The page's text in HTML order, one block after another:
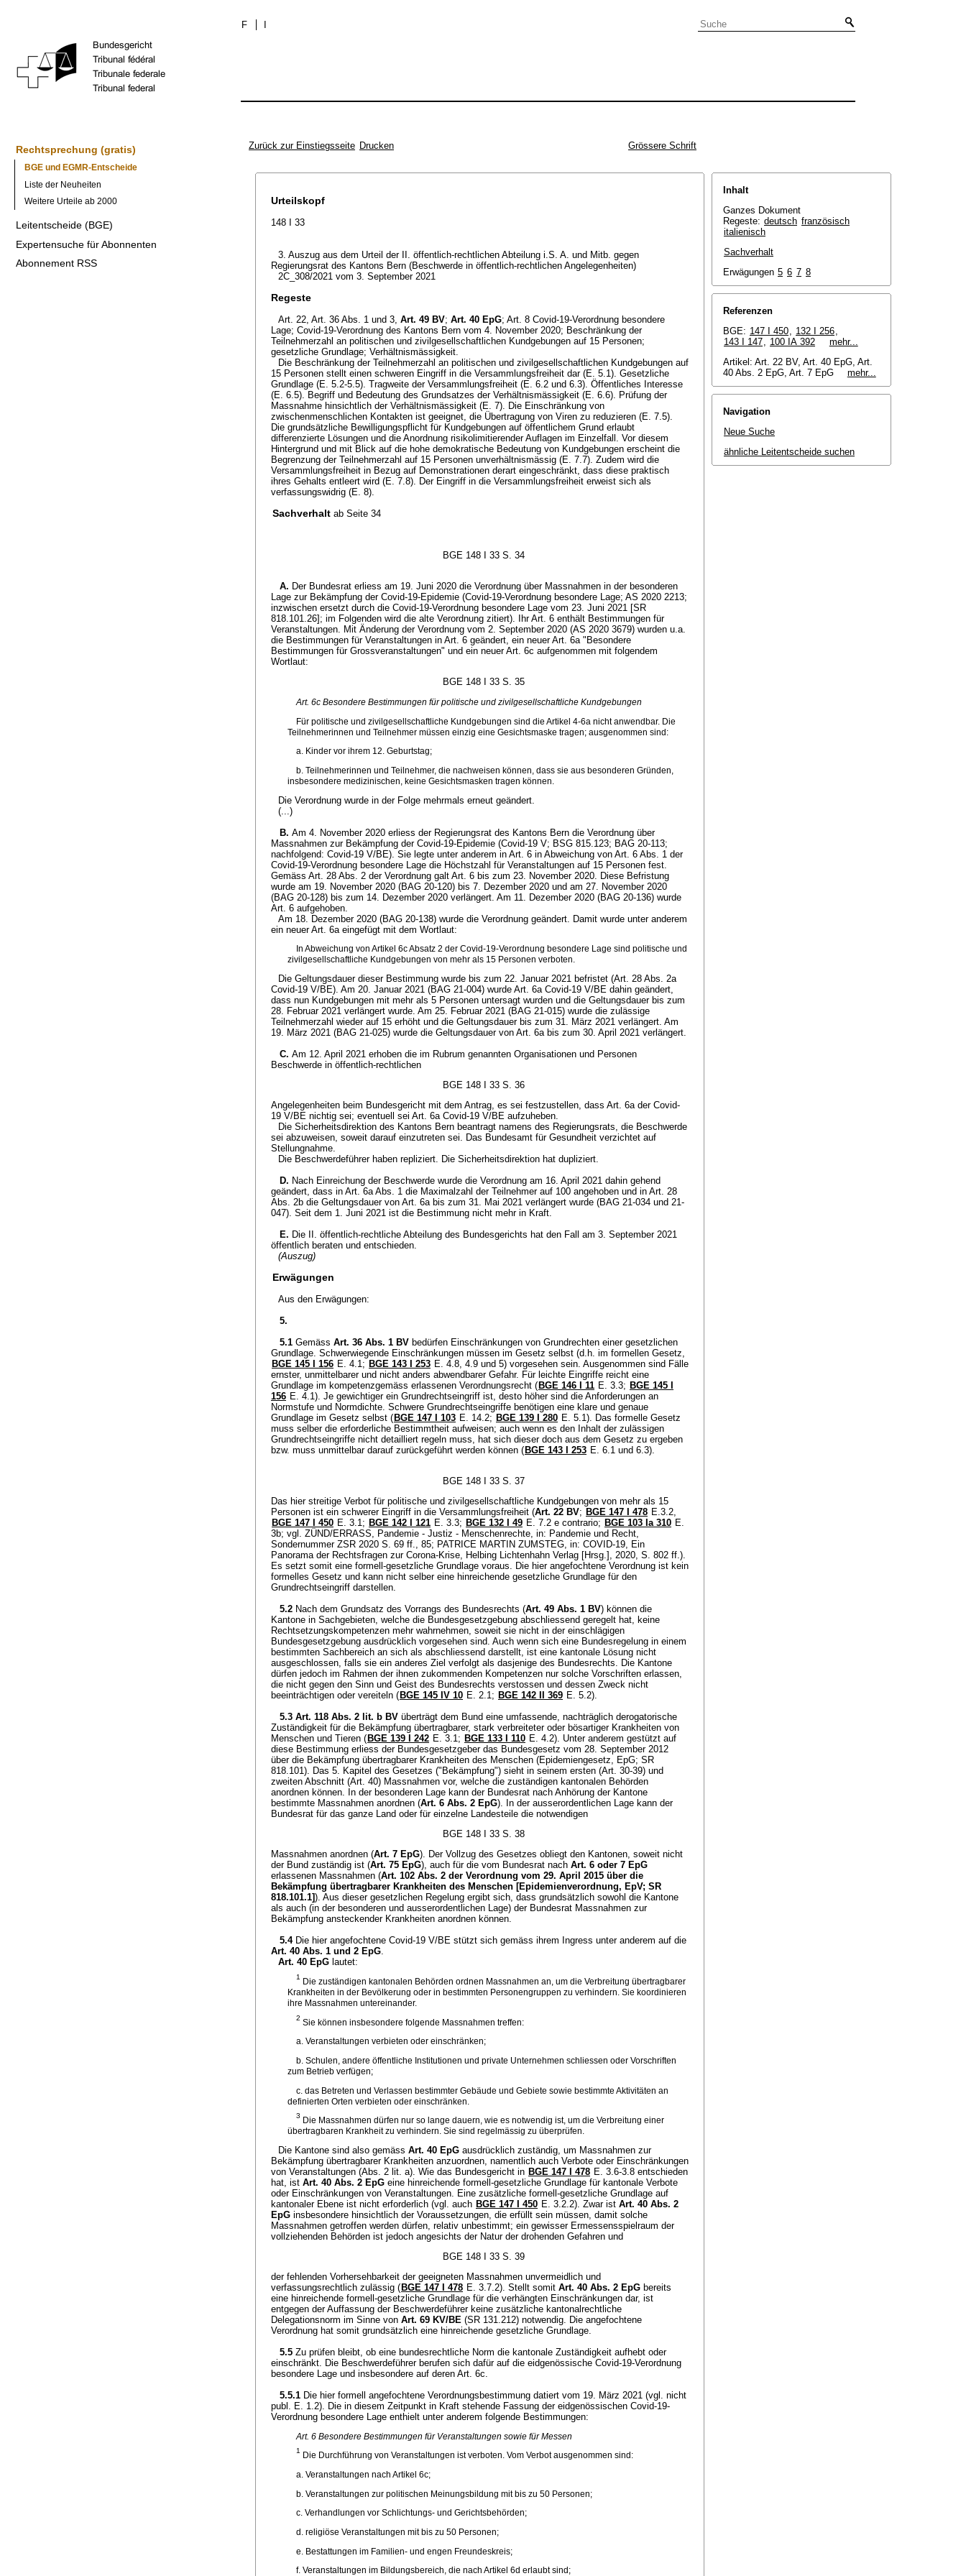
F
Rechtsprechung (gratis)
BGE und EGMR-Entscheide
Liste der Neuheiten
Weitere Urteile ab 2000
Leitentscheide (BGE)
Expertensuche für Abonnenten
Abonnement RSS
Zurück zur Einstiegsseite Drucken Grössere Schrift
Urteilskopf
148 I 33
3. Auszug aus dem Urteil der II. öffentlich-rechtlichen Abteilung i.S. A. und Mitb. gegen
Regierungsrat des Kantons Bern (Beschwerde in öffentlich-rechtlichen Angelegenheiten)
2C_308/2021 vom 3. September 2021
Regeste
Art. 22, Art. 36 Abs. 1 und 3, Art. 49 BV; Art. 40 EpG; Art. 8 Covid-19-Verordnung besondere
Lage; Covid-19-Verordnung des Kantons Bern vom 4. November 2020; Beschränkung der
Teilnehmerzahl an politischen und zivilgesellschaftlichen Kundgebungen auf 15 Personen;
gesetzliche Grundlage; Verhältnismässigkeit.
Die Beschränkung der Teilnehmerzahl an politischen und zivilgesellschaftlichen Kundgebungen auf
15 Personen stellt einen schweren Eingriff in die Versammlungsfreiheit dar (E. 5.1). Gesetzliche
Grundlage (E. 5.2-5.5). Tragweite der Versammlungsfreiheit (E. 6.2 und 6.3). Öffentliches Interesse
(E. 6.5). Begriff und Bedeutung des Grundsatzes der Verhältnismässigkeit (E. 6.6). Prüfung der
Massnahme hinsichtlich der Verhältnismässigkeit (E. 7). Die Einschränkung von
zwischenmenschlichen Kontakten ist geeignet, die Übertragung von Viren zu reduzieren (E. 7.5).
Die grundsätzliche Bewilligungspflicht für Kundgebungen auf öffentlichem Grund erlaubt
differenzierte Lösungen und die Anordnung risikolimitierender Auflagen im Einzelfall. Vor diesem
Hintergrund und mit Blick auf die hohe demokratische Bedeutung von Kundgebungen erscheint die
Begrenzung der Teilnehmerzahl auf 15 Personen unverhältnismässig (E. 7.7). Zudem wird die
Versammlungsfreiheit in Bezug auf Demonstrationen derart eingeschränkt, dass diese praktisch
ihres Gehalts entleert wird (E. 7.8). Der Eingriff in die Versammlungsfreiheit erweist sich als
verfassungswidrig (E. 8).
Sachverhalt ab Seite 34
BGE 148 I 33 S. 34
A. Der Bundesrat erliess am 19. Juni 2020 die Verordnung über Massnahmen in der besonderen
Lage zur Bekämpfung der Covid-19-Epidemie (Covid-19-Verordnung besondere Lage; AS 2020 2213;
inzwischen ersetzt durch die Covid-19-Verordnung besondere Lage vom 23. Juni 2021 [SR
818.101.26]; im Folgenden wird die alte Verordnung zitiert). Ihr Art. 6 enthält Bestimmungen für
Veranstaltungen. Mit Änderung der Verordnung vom 2. September 2020 (AS 2020 3679) wurden u.a.
die Bestimmungen für Veranstaltungen in Art. 6 geändert, ein neuer Art. 6a "Besondere
Bestimmungen für Grossveranstaltungen" und ein neuer Art. 6c aufgenommen mit folgendem
Wortlaut:
BGE 148 I 33 S. 35
Art. 6c Besondere Bestimmungen für politische und zivilgesellschaftliche Kundgebungen
Für politische und zivilgesellschaftliche Kundgebungen sind die Artikel 4-6a nicht anwendbar. Die
Teilnehmerinnen und Teilnehmer müssen einzig eine Gesichtsmaske tragen; ausgenommen sind:
a. Kinder vor ihrem 12. Geburtstag;
b. Teilnehmerinnen und Teilnehmer, die nachweisen können, dass sie aus besonderen Gründen,
insbesondere medizinischen, keine Gesichtsmasken tragen können.
Die Verordnung wurde in der Folge mehrmals erneut geändert.
(...)
B. Am 4. November 2020 erliess der Regierungsrat des Kantons Bern die Verordnung über
Massnahmen zur Bekämpfung der Covid-19-Epidemie (Covid-19 V; BSG 815.123; BAG 20-113;
nachfolgend: Covid-19 V/BE). Sie legte unter anderem in Art. 6 in Abweichung von Art. 6 Abs. 1 der
Covid-19-Verordnung besondere Lage die Höchstzahl für Veranstaltungen auf 15 Personen fest.
Gemäss Art. 28 Abs. 2 der Verordnung galt Art. 6 bis zum 23. November 2020. Diese Befristung
wurde am 19. November 2020 (BAG 20-120) bis 7. Dezember 2020 und am 27. November 2020
(BAG 20-128) bis zum 14. Dezember 2020 verlängert. Am 11. Dezember 2020 (BAG 20-136) wurde
Art. 6 aufgehoben.
Am 18. Dezember 2020 (BAG 20-138) wurde die Verordnung geändert. Damit wurde unter anderem
ein neuer Art. 6a eingefügt mit dem Wortlaut:
In Abweichung von Artikel 6c Absatz 2 der Covid-19-Verordnung besondere Lage sind politische und
zivilgesellschaftliche Kundgebungen von mehr als 15 Personen verboten.
Die Geltungsdauer dieser Bestimmung wurde bis zum 22. Januar 2021 befristet (Art. 28 Abs. 2a
Covid-19 V/BE). Am 20. Januar 2021 (BAG 21-004) wurde Art. 6a Covid-19 V/BE dahin geändert,
dass nun Kundgebungen mit mehr als 5 Personen untersagt wurden und die Geltungsdauer bis zum
28. Februar 2021 verlängert wurde. Am 25. Februar 2021 (BAG 21-015) wurde die zulässige
Teilnehmerzahl wieder auf 15 erhöht und die Geltungsdauer bis zum 31. März 2021 verlängert. Am
19. März 2021 (BAG 21-025) wurde die Geltungsdauer von Art. 6a bis zum 30. April 2021 verlängert.
C. Am 12. April 2021 erhoben die im Rubrum genannten Organisationen und Personen
Beschwerde in öffentlich-rechtlichen
BGE 148 I 33 S. 36
Angelegenheiten beim Bundesgericht mit dem Antrag, es sei festzustellen, dass Art. 6a der Covid-
19 V/BE nichtig sei; eventuell sei Art. 6a Covid-19 V/BE aufzuheben.
Die Sicherheitsdirektion des Kantons Bern beantragt namens des Regierungsrats, die Beschwerde
sei abzuweisen, soweit darauf einzutreten sei. Das Bundesamt für Gesundheit verzichtet auf
Stellungnahme.
Die Beschwerdeführer haben repliziert. Die Sicherheitsdirektion hat dupliziert.
D. Nach Einreichung der Beschwerde wurde die Verordnung am 16. April 2021 dahin gehend
geändert, dass in Art. 6a Abs. 1 die Maximalzahl der Teilnehmer auf 100 angehoben und in Art. 28
Abs. 2b die Geltungsdauer von Art. 6a bis zum 31. Mai 2021 verlängert wurde (BAG 21-034 und 21-
047). Seit dem 1. Juni 2021 ist die Bestimmung nicht mehr in Kraft.
E. Die II. öffentlich-rechtliche Abteilung des Bundesgerichts hat den Fall am 3. September 2021
öffentlich beraten und entschieden.
(Auszug)
Erwägungen
Aus den Erwägungen:
5.
5.1 Gemäss Art. 36 Abs. 1 BV bedürfen Einschränkungen von Grundrechten einer gesetzlichen
Grundlage. Schwerwiegende Einschränkungen müssen im Gesetz selbst (d.h. im formellen Gesetz,
BGE 145 I 156 E. 4.1; BGE 143 I 253 E. 4.8, 4.9 und 5) vorgesehen sein. Ausgenommen sind Fälle
ernster, unmittelbarer und nicht anders abwendbarer Gefahr. Für leichte Eingriffe reicht eine
Grundlage im kompetenzgemäss erlassenen Verordnungsrecht ( BGE 146 I 11 E. 3.3; BGE 145 I
156 E. 4.1). Je gewichtiger ein Grundrechtseingriff ist, desto höher sind die Anforderungen an
Normstufe und Normdichte. Schwere Grundrechtseingriffe benötigen eine klare und genaue
Grundlage im Gesetz selbst ( BGE 147 I 103 E. 14.2; BGE 139 I 280 E. 5.1). Das formelle Gesetz
muss selber die erforderliche Bestimmtheit aufweisen; auch wenn es den Inhalt der zulässigen
Grundrechtseingriffe nicht detailliert regeln muss, hat sich dieser doch aus dem Gesetz zu ergeben
bzw. muss unmittelbar darauf zurückgeführt werden können ( BGE 143 I 253 E. 6.1 und 6.3).
BGE 148 I 33 S. 37
Das hier streitige Verbot für politische und zivilgesellschaftliche Kundgebungen von mehr als 15
Personen ist ein schwerer Eingriff in die Versammlungsfreiheit (Art. 22 BV; BGE 147 I 478 E.3.2,
BGE 147 I 450 E. 3.1; BGE 142 I 121 E. 3.3; BGE 132 I 49 E. 7.2 e contrario; BGE 103 Ia 310 E.
3b; vgl. ZÜND/ERRASS, Pandemie - Justiz - Menschenrechte, in: Pandemie und Recht,
Sondernummer ZSR 2020 S. 69 ff., 85; PATRICE MARTIN ZUMSTEG, in: COVID-19, Ein
Panorama der Rechtsfragen zur Corona-Krise, Helbing Lichtenhahn Verlag [Hrsg.], 2020, S. 802 ff.).
Es setzt somit eine formell-gesetzliche Grundlage voraus. Die hier angefochtene Verordnung ist kein
formelles Gesetz und kann nicht selber eine hinreichende gesetzliche Grundlage für den
Grundrechtseingriff darstellen.
5.2 Nach dem Grundsatz des Vorrangs des Bundesrechts (Art. 49 Abs. 1 BV) können die
Kantone in Sachgebieten, welche die Bundesgesetzgebung abschliessend geregelt hat, keine
Rechtsetzungskompetenzen mehr wahrnehmen, soweit sie nicht in der einschlägigen
Bundesgesetzgebung ausdrücklich vorgesehen sind. Auch wenn sich eine Bundesregelung in einem
bestimmten Sachbereich an sich als abschliessend darstellt, ist eine kantonale Lösung nicht
ausgeschlossen, falls sie ein anderes Ziel verfolgt als dasjenige des Bundesrechts. Die Kantone
dürfen jedoch im Rahmen der ihnen zukommenden Kompetenzen nur solche Vorschriften erlassen,
die nicht gegen den Sinn und Geist des Bundesrechts verstossen und dessen Zweck nicht
beeinträchtigen oder vereiteln ( BGE 145 IV 10 E. 2.1; BGE 142 II 369 E. 5.2).
5.3 Art. 118 Abs. 2 lit. b BV überträgt dem Bund eine umfassende, nachträglich derogatorische
Zuständigkeit für die Bekämpfung übertragbarer, stark verbreiteter oder bösartiger Krankheiten von
Menschen und Tieren ( BGE 139 I 242 E. 3.1; BGE 133 I 110 E. 4.2). Unter anderem gestützt auf
diese Bestimmung erliess der Bundesgesetzgeber das Bundesgesetz vom 28. September 2012
über die Bekämpfung übertragbarer Krankheiten des Menschen (Epidemiengesetz, EpG; SR
818.101). Das 5. Kapitel des Gesetzes ("Bekämpfung") sieht in seinem ersten (Art. 30-39) und
zweiten Abschnitt (Art. 40) Massnahmen vor, welche die zuständigen kantonalen Behörden
anordnen können. In der besonderen Lage kann der Bundesrat nach Anhörung der Kantone
bestimmte Massnahmen anordnen (Art. 6 Abs. 2 EpG). In der ausserordentlichen Lage kann der
Bundesrat für das ganze Land oder für einzelne Landesteile die notwendigen
BGE 148 I 33 S. 38
Massnahmen anordnen (Art. 7 EpG). Der Vollzug des Gesetzes obliegt den Kantonen, soweit nicht
der Bund zuständig ist (Art. 75 EpG), auch für die vom Bundesrat nach Art. 6 oder 7 EpG
erlassenen Massnahmen (Art. 102 Abs. 2 der Verordnung vom 29. April 2015 über die
Bekämpfung übertragbarer Krankheiten des Menschen [Epidemienverordnung, EpV; SR
818.101.1]). Aus dieser gesetzlichen Regelung ergibt sich, dass grundsätzlich sowohl die Kantone
als auch (in der besonderen und ausserordentlichen Lage) der Bundesrat Massnahmen zur
Bekämpfung ansteckender Krankheiten anordnen können.
5.4 Die hier angefochtene Covid-19 V/BE stützt sich gemäss ihrem Ingress unter anderem auf die
Art. 40 Abs. 1 und 2 EpG.
Art. 40 EpG lautet:
1 Die zuständigen kantonalen Behörden ordnen Massnahmen an, um die Verbreitung übertragbarer
Krankheiten in der Bevölkerung oder in bestimmten Personengruppen zu verhindern. Sie koordinieren
ihre Massnahmen untereinander.
2 Sie können insbesondere folgende Massnahmen treffen:
a. Veranstaltungen verbieten oder einschränken;
b. Schulen, andere öffentliche Institutionen und private Unternehmen schliessen oder Vorschriften
zum Betrieb verfügen;
c. das Betreten und Verlassen bestimmter Gebäude und Gebiete sowie bestimmte Aktivitäten an
definierten Orten verbieten oder einschränken.
3 Die Massnahmen dürfen nur so lange dauern, wie es notwendig ist, um die Verbreitung einer
übertragbaren Krankheit zu verhindern. Sie sind regelmässig zu überprüfen.
Die Kantone sind also gemäss Art. 40 EpG ausdrücklich zuständig, um Massnahmen zur
Bekämpfung übertragbarer Krankheiten anzuordnen, namentlich auch Verbote oder Einschränkungen
von Veranstaltungen (Abs. 2 lit. a). Wie das Bundesgericht in BGE 147 I 478 E. 3.6-3.8 entschieden
hat, ist Art. 40 Abs. 2 EpG eine hinreichende formell-gesetzliche Grundlage für kantonale Verbote
oder Einschränkungen von Veranstaltungen. Eine zusätzliche formell-gesetzliche Grundlage auf
kantonaler Ebene ist nicht erforderlich (vgl. auch BGE 147 I 450 E. 3.2.2). Zwar ist Art. 40 Abs. 2
EpG insbesondere hinsichtlich der Voraussetzungen, die erfüllt sein müssen, damit solche
Massnahmen getroffen werden dürfen, relativ unbestimmt; ein gewisser Ermessensspielraum der
vollziehenden Behörden ist jedoch angesichts der Natur der drohenden Gefahren und
BGE 148 I 33 S. 39
der fehlenden Vorhersehbarkeit der geeigneten Massnahmen unvermeidlich und
verfassungsrechtlich zulässig ( BGE 147 I 478 E. 3.7.2). Stellt somit Art. 40 Abs. 2 EpG bereits
eine hinreichende formell-gesetzliche Grundlage für die verhängten Einschränkungen dar, ist
entgegen der Auffassung der Beschwerdeführer keine zusätzliche kantonalrechtliche
Delegationsnorm im Sinne von Art. 69 KV/BE (SR 131.212) notwendig. Die angefochtene
Verordnung hat somit grundsätzlich eine hinreichende gesetzliche Grundlage.
5.5 Zu prüfen bleibt, ob eine bundesrechtliche Norm die kantonale Zuständigkeit aufhebt oder
einschränkt. Die Beschwerdeführer berufen sich dafür auf die eidgenössische Covid-19-Verordnung
besondere Lage und insbesondere auf deren Art. 6c.
5.5.1 Die hier formell angefochtene Verordnungsbestimmung datiert vom 19. März 2021 (vgl. nicht
publ. E. 1.2). Die in diesem Zeitpunkt in Kraft stehende Fassung der eidgenössischen Covid-19-
Verordnung besondere Lage enthielt unter anderem folgende Bestimmungen:
Art. 6 Besondere Bestimmungen für Veranstaltungen sowie für Messen
1 Die Durchführung von Veranstaltungen ist verboten. Vom Verbot ausgenommen sind:
a. Veranstaltungen nach Artikel 6c;
b. Veranstaltungen zur politischen Meinungsbildung mit bis zu 50 Personen;
c. Verhandlungen vor Schlichtungs- und Gerichtsbehörden;
d. religiöse Veranstaltungen mit bis zu 50 Personen;
e. Bestattungen im Familien- und engen Freundeskreis;
f. Veranstaltungen im Bildungsbereich, die nach Artikel 6d erlaubt sind;
Inhalt
Ganzes Dokument
Regeste: deutsch französisch
italienisch
Sachverhalt
Erwägungen 5 6 7 8
Referenzen
BGE: 147 I 450, 132 I 256,
143 I 147, 100 IA 392
mehr...
Artikel: Art. 22 BV, Art. 40 EpG, Art.
40 Abs. 2 EpG, Art. 7 EpG
mehr...
Navigation
Neue Suche
ähnliche Leitentscheide suchen